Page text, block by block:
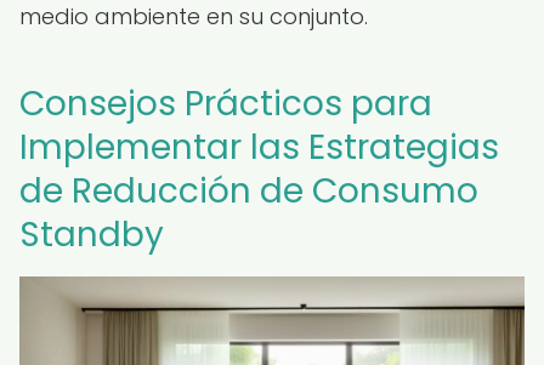
medio ambiente en su conjunto.
Consejos Prácticos para
Implementar las Estrategias
de Reducción de Consumo
Standby